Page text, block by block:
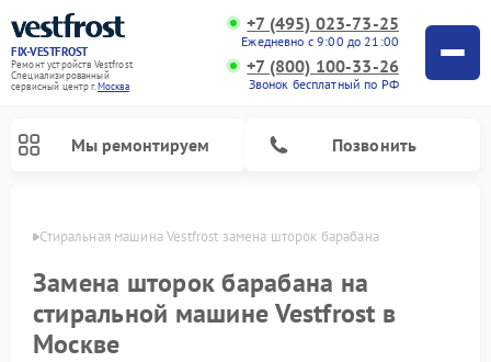
FIX-VESTFROST
Ремонт устройств Vestfrost
Специализированный
cервисный центр г.Москва
+7 (495) 023-73-25
Ежедневно с 9:00 до 21:00
+7 (800) 100-33-26
Звонок бесплатный по РФ
Мы ремонтируем Позвонить
Стиральная машина Vestfrost замена шторок барабана
Замена шторок барабана на
стиральной машине Vestfrost в
Москве